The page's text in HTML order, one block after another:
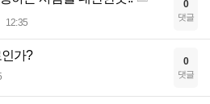
12:35
0
댓글
가? 0
댓글